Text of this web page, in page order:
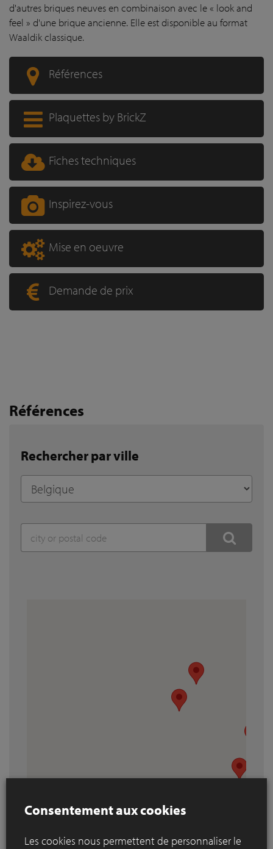
d'autres briques neuves en combinaison avec le « look and
feel » d'une brique ancienne. Elle est disponible au format
Waaldik classique.
Références
Plaquettes by BrickZ
Fiches techniques
Inspirez-vous
Mise en oeuvre
Demande de prix
Références
Rechercher par ville
Consentement aux cookies
Les cookies nous permettent de personnaliser le